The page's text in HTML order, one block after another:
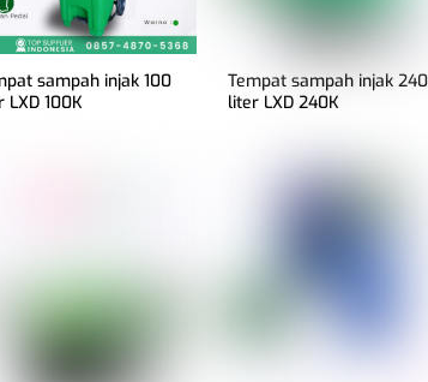
sampah injak 100
LXD 100K
Tempat sampah injak 240
liter LXD 240K